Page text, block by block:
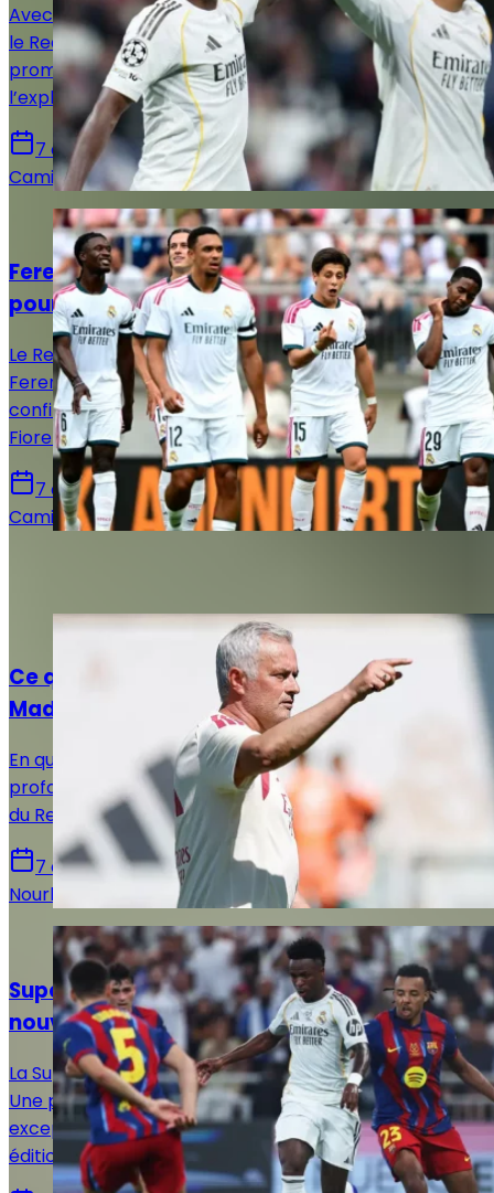
Avec Vinicius Jr, Mbappé et désormais Yan Diomandé,
le Real Madrid dispose d’un trio offensif très
prometteur. Reste à voir comment José Mourinho
l’exploitera.
7 août 2026
Camille Santos
Actualités
Ferencváros – Real Madrid : la Casa Blanca
poursuit sa préparation à Budapest
Le Real Madrid poursuit sa préparation estivale face à
Ferencváros en Hongrie. Les Merengue veulent
confirmer leurs progrès après leur match nul contre la
Fiorentina.
7 août 2026
Camille Santos
Actualités
Ce que Mourinho a déjà changé au Real
Madrid
En quelques semaines, José Mourinho aurait déjà
profondément transformé l’atmosphère du vestiaire
du Real Madrid et imposé une nouvelle dynamique.
7 août 2026
Nourhane Haroui
Actualités
Supercoupe d’Espagne 2027 : Istanbul, la
nouvelle destination envisagée par la RFEF
La Supercoupe d’Espagne 2027 se disputera à Istanbul.
Une première pour la compétition, qui quittera
exceptionnellement l’Arabie saoudite pour cette
édition.